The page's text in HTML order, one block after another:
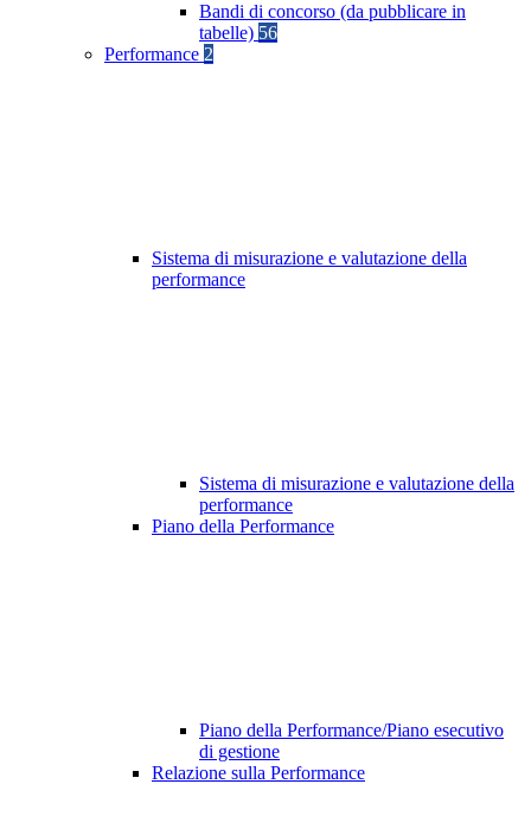
Bandi di concorso (da pubblicare in
tabelle) 56
Performance 2
Sistema di misurazione e valutazione della
performance
Sistema di misurazione e valutazione della
performance
Piano della Performance
Piano della Performance/Piano esecutivo
di gestione
Relazione sulla Performance